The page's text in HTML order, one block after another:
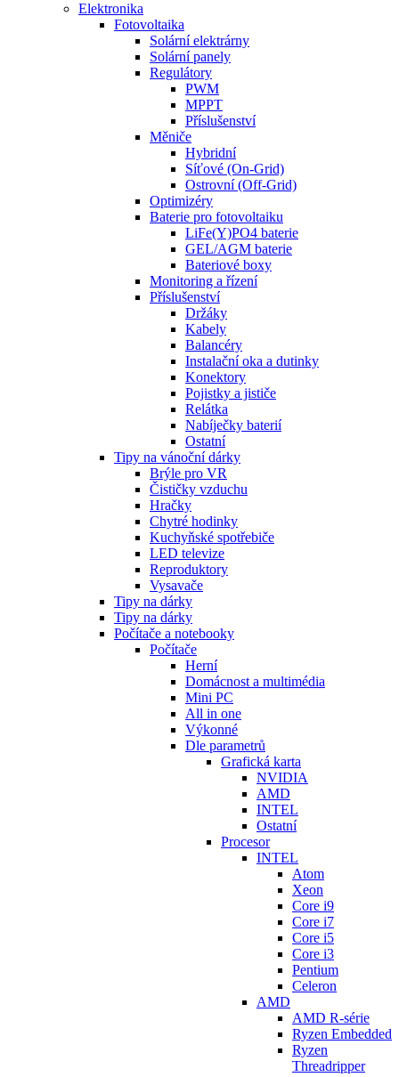
Elektronika
Fotovoltaika
Solární elektrárny
Solární panely
Regulátory
PWM
MPPT
Příslušenství
Měniče
Hybridní
Síťové (On-Grid)
Ostrovní (Off-Grid)
Optimizéry
Baterie pro fotovoltaiku
LiFe(Y)PO4 baterie
GEL/AGM baterie
Bateriové boxy
Monitoring a řízení
Příslušenství
Držáky
Kabely
Balancéry
Instalační oka a dutinky
Konektory
Pojistky a jističe
Relátka
Nabíječky baterií
Ostatní
Tipy na vánoční dárky
Brýle pro VR
Čističky vzduchu
Hračky
Chytré hodinky
Kuchyňské spotřebiče
LED televize
Reproduktory
Vysavače
Tipy na dárky
Tipy na dárky
Počítače a notebooky
Počítače
Herní
Domácnost a multimédia
Mini PC
All in one
Výkonné
Dle parametrů
Grafická karta
NVIDIA
AMD
INTEL
Ostatní
Procesor
INTEL
Atom
Xeon
Core i9
Core i7
Core i5
Core i3
Pentium
Celeron
AMD
AMD R-série
Ryzen Embedded
Ryzen
Threadripper